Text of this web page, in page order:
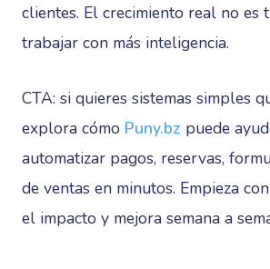
clientes. El crecimiento real no es
trabajar con más inteligencia.
CTA: si quieres sistemas simples
explora cómo Puny.bz puede
automatizar pagos, reservas,
de ventas en minutos. Empieza
el impacto y mejora semana a